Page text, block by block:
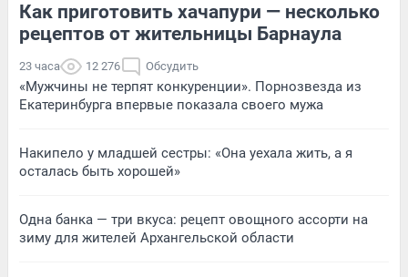
Как приготовить хачапури — несколько
рецептов от жительницы Барнаула
23 часа 12 276 Обсудить
«Мужчины не терпят конкуренции». Порнозвезда из
Екатеринбурга впервые показала своего мужа
Накипело у младшей сестры: «Она уехала жить, а я
осталась быть хорошей»
Одна банка — три вкуса: рецепт овощного ассорти на
зиму для жителей Архангельской области